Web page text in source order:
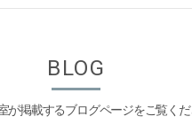
が掲載するブログページをご覧く
BLOG